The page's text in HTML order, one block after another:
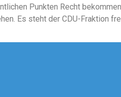
Punkten Recht
Es steht der CDU-Fraktion